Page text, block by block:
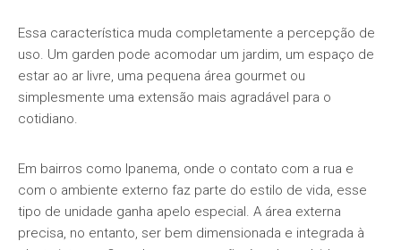
Essa característica muda completamente a percepção de
uso. Um garden pode acomodar um jardim, um espaço de
estar ao ar livre, uma pequena área gourmet ou
simplesmente uma extensão mais agradável para o
cotidiano.
Em bairros como Ipanema, onde o contato com a rua e
com o ambiente externo faz parte do estilo de vida, esse
tipo de unidade ganha apelo especial. A área externa
precisa, no entanto, ser bem dimensionada e integrada à